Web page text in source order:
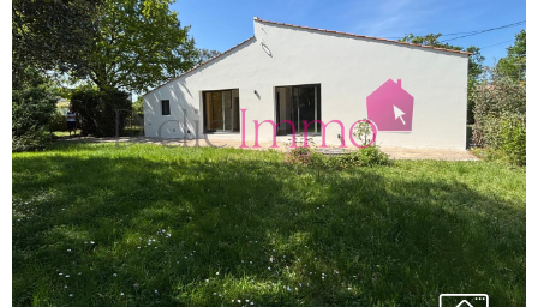
double vitrage avec volets roulants
electriques Modernisation du système de
chauffage / pompe à chaleur air/air Cuisine
neuve Pose de parquet Une belle
opportunité à découvrir sans tarder ! Pour
tout renseignement complémentaire ou
pour organiser une visite, contactez D'clic
Immo au 06.21.73.75.61. Les informations sur
les risques auxquels ce bien est exposé sont
disponibles sur le site Géorisques :
www.georisques.gouv.fr
VOIR LE BIEN